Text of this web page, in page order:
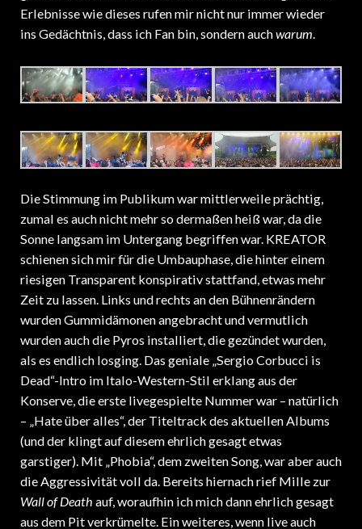
Erlebnisse wie dieses rufen mir nicht nur immer wieder
ins Gedächtnis, dass ich Fan bin, sondern auch warum
Die Stimmung im Publikum war mittlerweile prächtig,
zumal es auch nicht mehr so dermaßen heiß war, da die
Sonne langsam im Untergang begriffen war. KREATOR
schienen sich mir für die Umbauphase, die hinter einem
riesigen Transparent konspirativ stattfand, etwas mehr
Zeit zu lassen. Links und rechts an den Bühnenrändern
wurden Gummidämonen angebracht und vermutlich
wurden auch die Pyros installiert, die gezündet wurden,
als es endlich losging. Das geniale „Sergio Corbucci is
Dead“-Intro im Italo-Western-Stil erklang aus der
Konserve, die erste livegespielte Nummer war – natürlich
– „Hate über alles“, der Titeltrack des aktuellen Albums
(und der klingt auf diesem ehrlich gesagt etwas
garstiger). Mit „Phobia“, dem zweiten Song, war aber auch
die Aggressivität voll da. Bereits hiernach rief Mille zur
Wall of Death
auf, woraufhin ich mich dann ehrlich gesagt
aus dem Pit verkrümelte. Ein weiteres, wenn live auch